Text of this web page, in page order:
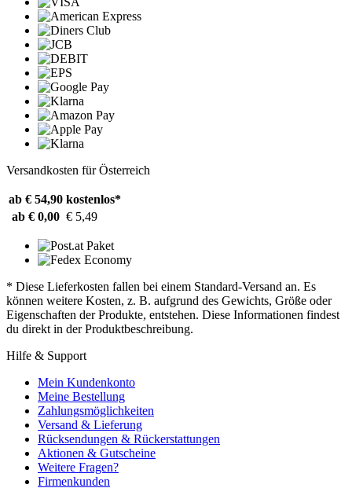
Versandkosten für Österreich
ab € 54,90 kostenlos*
ab € 0,00 € 5,49
* Diese Lieferkosten fallen bei einem Standard-Versand an. Es
können weitere Kosten, z. B. aufgrund des Gewichts, Größe oder
Eigenschaften der Produkte, entstehen. Diese Informationen findest
du direkt in der Produktbeschreibung.
Hilfe & Support
Mein Kundenkonto
Meine Bestellung
Zahlungsmöglichkeiten
Versand & Lieferung
Rücksendungen & Rückerstattungen
Aktionen & Gutscheine
Weitere Fragen?
Firmenkunden